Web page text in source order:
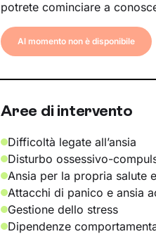
potrete cominciare a
Al momento non è disponibile
Aree di intervento
Difficoltà legate all’ansia
Disturbo ossessivo-
Ansia per la propria salute
Attacchi di panico e ansia
Gestione dello stress
Dipendenze